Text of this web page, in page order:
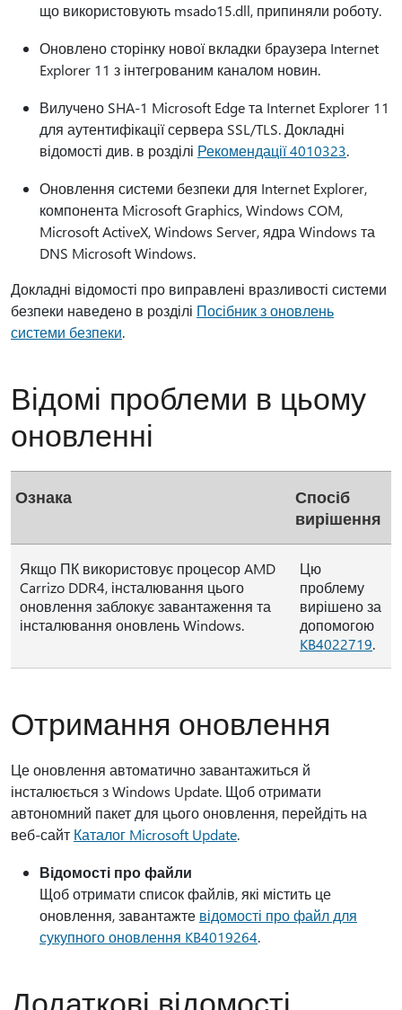
що використовують msado15.dll, припиняли роботу.
Оновлено сторінку нової вкладки браузера Internet
Explorer 11 з інтегрованим каналом новин.
Вилучено SHA-1 Microsoft Edge та Internet Explorer 11
для аутентифікації сервера SSL/TLS. Докладні
відомості див. в розділі Рекомендації 4010323.
Оновлення системи безпеки для Internet Explorer,
компонента Microsoft Graphics, Windows COM,
Microsoft ActiveX, Windows Server, ядра Windows та
DNS Microsoft Windows.
Докладні відомості про виправлені вразливості системи
безпеки наведено в розділі Посібник з оновлень
системи безпеки.
Відомі проблеми в цьому
оновленні
Ознака
Спосіб
вирішення
Якщо ПК використовує процесор AMD
Carrizo DDR4, інсталювання цього
оновлення заблокує завантаження та
інсталювання оновлень Windows.
Цю
проблему
вирішено за
допомогою
KB4022719.
Отримання оновлення
Це оновлення автоматично завантажиться й
інсталюється з Windows Update. Щоб отримати
автономний пакет для цього оновлення, перейдіть на
веб-сайт Каталог Microsoft Update.
Відомості про файли
Щоб отримати список файлів, які містить це
оновлення, завантажте відомості про файл для
сукупного оновлення KB4019264.
Додаткові відомості